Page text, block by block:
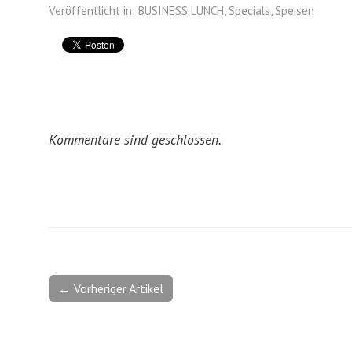
Veröffentlicht in: BUSINESS LUNCH Specials Speisen
Kommentare sind geschlossen.
← Vorheriger Artikel